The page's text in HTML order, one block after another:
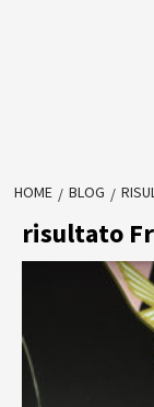
HOME BLOG
risultato